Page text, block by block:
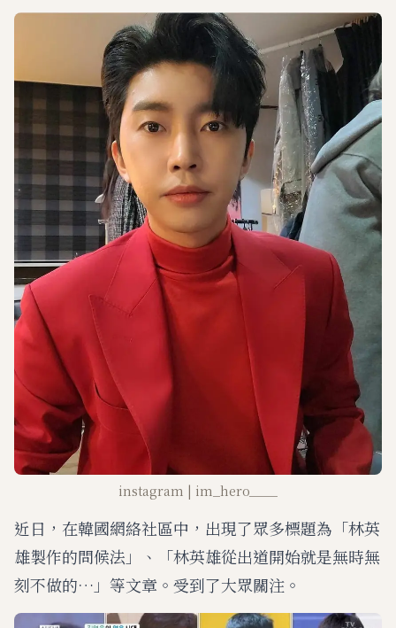
u
instagram | im_hero____
近日，在韓國網絡社區中，出現了眾多標題為「林英
雄製作的問候法」、「林英雄從出道開始就是無時無
刻不做的…」等文章。受到了大眾關注。